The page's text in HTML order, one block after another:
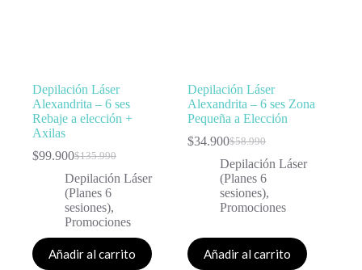
Depilación Láser
Alexandrita – 6 ses
Rebaje a elección +
Axilas
$135.990
$99.900
Depilación Láser
(Planes 6
sesiones),
Promociones
Añadir al carrito
Depilación Láser
Alexandrita – 6 ses Zona
Pequeña a Elección
$58.990
$34.900
Depilación Láser
(Planes 6
sesiones),
Promociones
Añadir al carrito